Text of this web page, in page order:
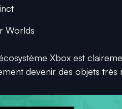
Worlds
Xbox est
devenir des objets